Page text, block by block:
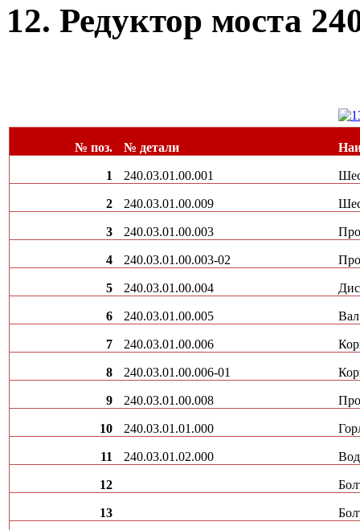
12. Редуктор моста
№ поз. № детали
1 240.03.01.00.001
2 240.03.01.00.009
3 240.03.01.00.003
4 240.03.01.00.003-02
5 240.03.01.00.004
6 240.03.01.00.005 Вал
7 240.03.01.00.006
8 240.03.01.00.006-01
9 240.03.01.00.008
10 240.03.01.01.000
11 240.03.01.02.000
12
13